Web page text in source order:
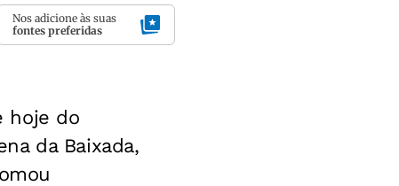
Nos adicione às suas
fontes preferidas
hoje do
da Baixada,